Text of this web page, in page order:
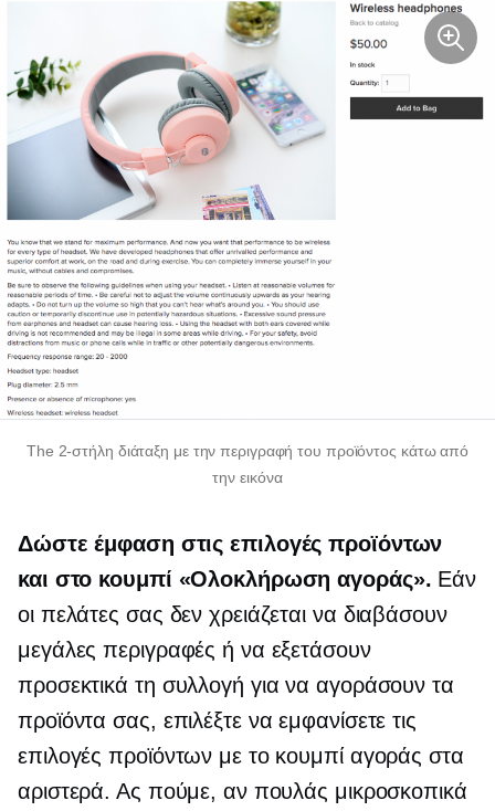
The 2-στήλη διάταξη με την περιγραφή του προϊόντος κάτω από
την εικόνα
Δώστε έμφαση στις επιλογές προϊόντων
και στο κουμπί «Ολοκλήρωση αγοράς». Εάν
οι πελάτες σας δεν χρειάζεται να διαβάσουν
μεγάλες περιγραφές ή να εξετάσουν
προσεκτικά τη συλλογή για να αγοράσουν τα
προϊόντα σας, επιλέξτε να εμφανίσετε τις
επιλογές προϊόντων με το κουμπί αγοράς στα
αριστερά. Ας πούμε, αν πουλάς μικροσκοπικά